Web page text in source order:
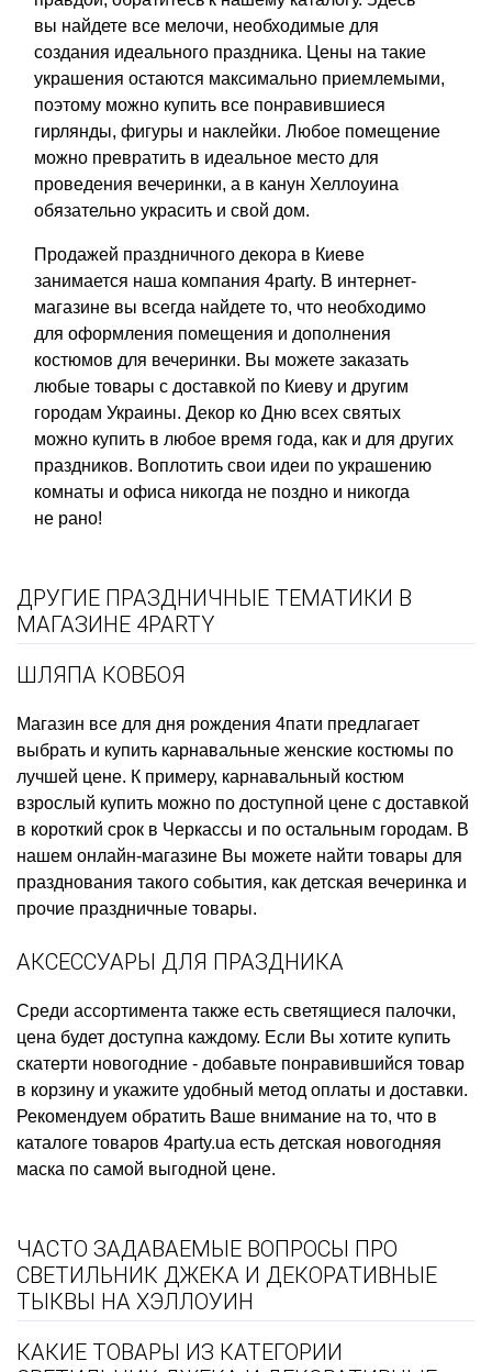
вы найдете все мелочи, необходимые для
создания идеального праздника. Цены на такие
украшения остаются максимально приемлемыми,
поэтому можно купить все понравившиеся
гирлянды, фигуры и наклейки. Любое помещение
можно превратить в идеальное место для
проведения вечеринки, а в канун Хеллоуина
обязательно украсить и свой дом.
Продажей праздничного декора в Киеве
занимается наша компания 4party. В интернет-
магазине вы всегда найдете то, что необходимо
для оформления помещения и дополнения
костюмов для вечеринки. Вы можете заказать
любые товары с доставкой по Киеву и другим
городам Украины. Декор ко Дню всех святых
можно купить в любое время года, как и для других
праздников. Воплотить свои идеи по украшению
комнаты и офиса никогда не поздно и никогда
не рано!
ДРУГИЕ ПРАЗДНИЧНЫЕ ТЕМАТИКИ В
МАГАЗИНЕ 4PARTY
ШЛЯПА КОВБОЯ
Магазин все для дня рождения 4пати предлагает
выбрать и купить карнавальные женские костюмы по
лучшей цене. К примеру, карнавальный костюм
взрослый купить можно по доступной цене с доставкой
в короткий срок в Черкассы и по остальным городам. В
нашем онлайн-магазине Вы можете найти товары для
празднования такого события, как детская вечеринка и
прочие праздничные товары.
АКСЕССУАРЫ ДЛЯ ПРАЗДНИКА
Среди ассортимента также есть светящиеся палочки,
цена будет доступна каждому. Если Вы хотите купить
скатерти новогодние - добавьте понравившийся товар
в корзину и укажите удобный метод оплаты и доставки.
Рекомендуем обратить Ваше внимание на то, что в
каталоге товаров 4party.ua есть детская новогодняя
маска по самой выгодной цене.
ЧАСТО ЗАДАВАЕМЫЕ ВОПРОСЫ ПРО
СВЕТИЛЬНИК ДЖЕКА И ДЕКОРАТИВНЫЕ
ТЫКВЫ НА ХЭЛЛОУИН
КАКИЕ ТОВАРЫ ИЗ КАТЕГОРИИ